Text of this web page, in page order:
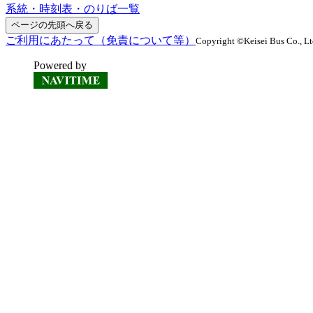
系統・時刻表・のりば一覧
ページの先頭へ戻る
ご利用にあたって（免責について等） Copyright ©Keisei Bus Co.,
Powered by